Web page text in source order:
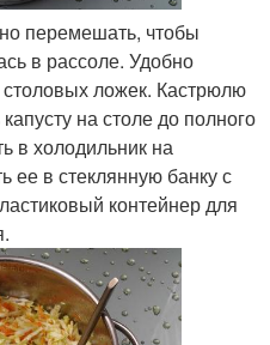
перемешать, чтобы
в рассоле. Удобно
ложек. Кастрюлю
на столе до полного
в холодильник на
ее в стеклянную банку с
контейнер для